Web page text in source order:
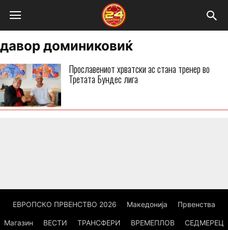
давор доминиковиќ
Прославениот хрватски ас стана тренер во
Третата Бундес лига
ЕВРОПСКО ПРВЕНСТВО 2026 Македонија Првенства
Магазин ВЕСТИ ТРАНСФЕРИ ВРЕМЕПЛОВ СЕДМЕРЕЦ